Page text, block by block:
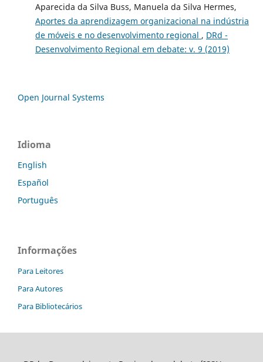
Aparecida da Silva Buss, Manuela da Silva Hermes,
Aportes da aprendizagem organizacional na indústria
de móveis e no desenvolvimento regional , DRd -
Desenvolvimento Regional em debate: v. 9 (2019)
Open Journal Systems
Idioma
English
Español
Português
Informações
Para Leitores
Para Autores
Para Bibliotecários